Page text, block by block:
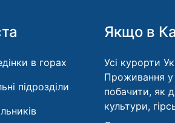
в горах
підрозділи
Якщо в
Усі курорти
Проживання у
побачити, як
культури,